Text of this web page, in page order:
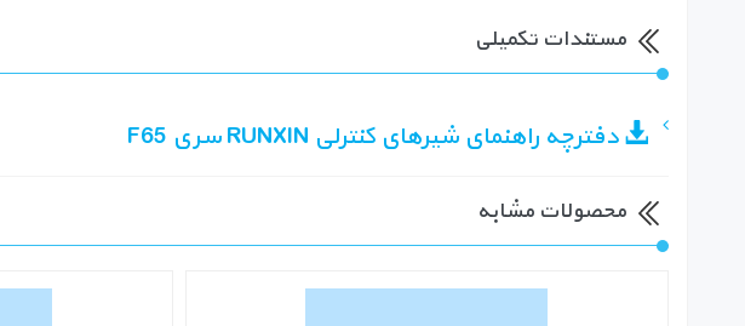
مستندات تکمیلی
دفترچه راهنمای شیرهای کنترلی RUNXIN سری F65
محصولات مشابه